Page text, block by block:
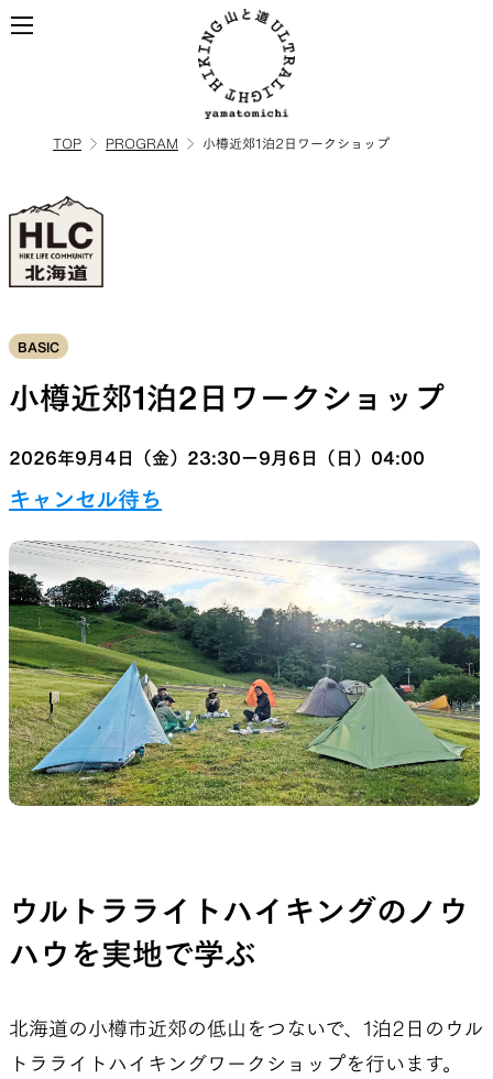
全ての製品を見る
TOPS
山道具として考えられたクロー
ジング
BOTTOMS
機能的な5ポケットを持つパン
ツ＆ショーツ
JACKETS
風や雨、寒さを防ぐシェル
HATS
ハイキングのためのヘッドウ
ア
どんな状況にも対応する全天候
TOP PROGRAM 小樽近郊1泊2日ワークショップ
BASIC
小樽近郊1泊2日ワークショップ
2026年9月4日（金）23:30ー9月6日（日）04:00
キャンセル待ち
ウルトラライトハイキングのノウ
ハウを実地で学ぶ
北海道の小樽市近郊の低山をつないで、1泊2日のウル
トラライトハイキングワークショップを行います。